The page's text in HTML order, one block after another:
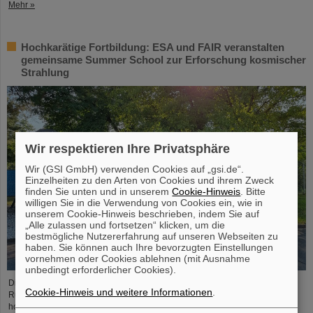
Mehr »
Hochkarätige Fortbildung: ESA und FAIR veranstalten
gemeinsame Summer School zur Erforschung kosmischer
Strahlung
Die „ESA FAIR Space Radiation Summer School 2024“ geht in eine neue
Runde: Mit seinem erstklassigen Ausbildungsprogramm und seiner
hochkarätigen Expertise, eingebunden in ein globales Netzwerk, zieht das
Wir respektieren Ihre Privatsphäre
Wir (GSI GmbH) verwenden Cookies auf „gsi.de“.
Einzelheiten zu den Arten von Cookies und ihrem Zweck
finden Sie unten und in unseremCookie-Hinweis . Bitte
willigen Sie in die Verwendung von Cookies ein, wie in
unserem Cookie-Hinweis beschrieben, indem Sie auf
„Alle zulassen und fortsetzen“ klicken, um die
bestmögliche Nutzererfahrung auf unseren Webseiten zu
haben. Sie können auch Ihre bevorzugten Einstellungen
vornehmen oder Cookies ablehnen (mit Ausnahme
unbedingt erforderlicher Cookies).
Cookie-Hinweis und weitere Informationen